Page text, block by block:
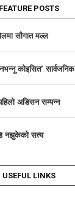
FEATURE POSTS
सौगात मल्ल
कोइसित’ सार्वजनिक
अडिसन सम्पन्न
नझुकेकाे सत्य
USEFUL LINKS